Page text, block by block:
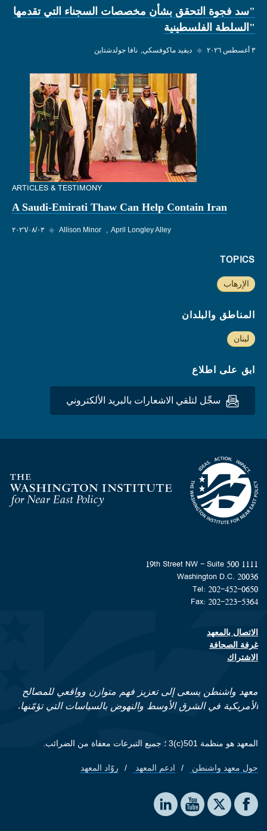
"سد فجوة التحقق بشأن مخصصات السجناء التي تقدمها
"السلطة الفلسطينية
٣ أغسطس ٢٠٢٦ ◆ ديفيد ماكوفسكي نافا جولدشتاين
ARTICLES & TESTIMONY
A Saudi-Emirati Thaw Can Help Contain Iran
٠٣‏/٠٨‏/٢٠٢٦ ◆ Allison Minor April Longley Alley
TOPICS
الإرهاب
المناطق والبلدان
لبنان
ابق على اطلاع
سجِّل لتلقي الاشعارات بالبريد الألكتروني
Homepage
1111 19th Street NW - Suite 500
Washington D.C. 20036
Tel: 202-452-0650
Fax: 202-223-5364
Footer contact links
الاتصال بالمعهد
غرفة الصحافة
الاشتراك
معهد واشنطن يسعى إلى تعزيز فهم متوازن وواقعي للمصالح
الأمريكية في الشرق الأوسط والنهوض بالسياسات التي تؤمّنها.
المعهد هو منظمة 501(c)3 ؛ جميع التبرعات معفاة من الضرائب.
Footer quick links
حول معهد واشنطن ادعم المعهد روّاد المعهد
Social media
The Washington Institute on Facebook
The Washington Institute on X
The Washington Institute on YouTube
The Washington Institute on LinkedIn